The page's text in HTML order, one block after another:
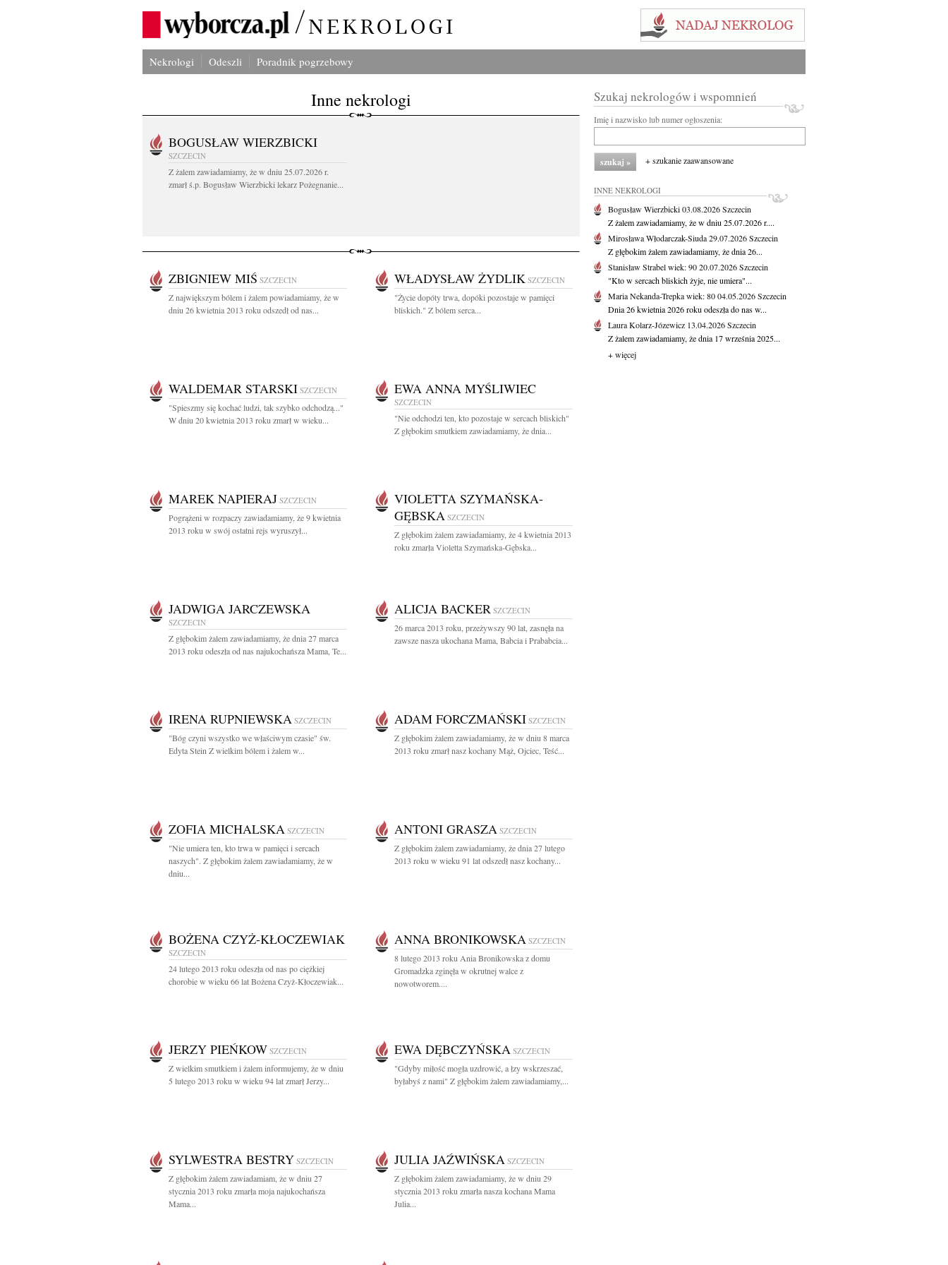
Nekrologi Odeszli Poradnik pogrzebowy
Inne nekrologi
BOGUSŁAW WIERZBICKI
SZCZECIN
Z żalem zawiadamiamy, że w dniu 25.07.2026 r.
zmarł ś.p. Bogusław Wierzbicki lekarz Pożegnanie...
ZBIGNIEW MIŚ SZCZECIN
Z największym bólem i żalem powiadamiamy, że w
dniu 26 kwietnia 2013 roku odszedł od nas...
WŁADYSŁAW ŻYDLIK SZCZECIN
"Życie dopóty trwa, dopóki pozostaje w pamięci
bliskich." Z bólem serca...
WALDEMAR STARSKI SZCZECIN
"Spieszmy się kochać ludzi, tak szybko odchodzą..."
W dniu 20 kwietnia 2013 roku zmarł w wieku...
EWA ANNA MYŚLIWIEC
SZCZECIN
"Nie odchodzi ten, kto pozostaje w sercach bliskich"
Z głębokim smutkiem zawiadamiamy, że dnia...
MAREK NAPIERAJ SZCZECIN
Pogrążeni w rozpaczy zawiadamiamy, że 9 kwietnia
2013 roku w swój ostatni rejs wyruszył...
VIOLETTA SZYMAŃSKA-
GĘBSKA SZCZECIN
Z głębokim żalem zawiadamiamy, że 4 kwietnia 2013
roku zmarła Violetta Szymańska-Gębska...
JADWIGA JARCZEWSKA
SZCZECIN
Z głębokim żalem zawiadamiamy, że dnia 27 marca
2013 roku odeszła od nas najukochańsza Mama, Te...
ALICJA BACKER SZCZECIN
26 marca 2013 roku, przeżywszy 90 lat, zasnęła na
zawsze nasza ukochana Mama, Babcia i Prababcia...
IRENA RUPNIEWSKA SZCZECIN
"Bóg czyni wszystko we właściwym czasie" św.
Edyta Stein Z wielkim bólem i żalem w...
ADAM FORCZMAŃSKI SZCZECIN
Z głębokim żalem zawiadamiamy, że w dniu 8 marca
2013 roku zmarł nasz kochany Mąż, Ojciec, Teść...
ZOFIA MICHALSKA SZCZECIN
"Nie umiera ten, kto trwa w pamięci i sercach
naszych". Z głębokim żalem zawiadamiamy, że w
dniu...
ANTONI GRASZA SZCZECIN
Z głębokim żalem zawiadamiamy, że dnia 27 lutego
2013 roku w wieku 91 lat odszedł nasz kochany...
BOŻENA CZYŻ-KŁOCZEWIAK
SZCZECIN
24 lutego 2013 roku odeszła od nas po ciężkiej
chorobie w wieku 66 lat Bożena Czyż-Kłoczewiak...
ANNA BRONIKOWSKA SZCZECIN
8 lutego 2013 roku Ania Bronikowska z domu
Gromadzka zginęła w okrutnej walce z
nowotworem....
JERZY PIEŃKOW SZCZECIN
Z wielkim smutkiem i żalem informujemy, że w dniu
5 lutego 2013 roku w wieku 94 lat zmarł Jerzy...
EWA DĘBCZYŃSKA SZCZECIN
"Gdyby miłość mogła uzdrowić, a łzy wskrzeszać,
byłabyś z nami" Z głębokim żalem zawiadamiamy,...
SYLWESTRA BESTRY SZCZECIN
Z głębokim żalem zawiadamiam, że w dniu 27
stycznia 2013 roku zmarła moja najukochańsza
Mama...
JULIA JAŹWIŃSKA SZCZECIN
Z głębokim żalem zawiadamiamy, że w dniu 29
stycznia 2013 roku zmarła nasza kochana Mama
Julia...
Szukaj nekrologów i wspomnień
Imię i nazwisko lub numer ogłoszenia:
+ szukanie zaawansowane
INNE NEKROLOGI
Bogusław Wierzbicki03.08.2026Szczecin
Z żalem zawiadamiamy, że w dniu 25.07.2026 r....
Mirosława Włodarczak-Siuda29.07.2026Szczecin
Z głębokim żalem zawiadamiamy, że dnia 26...
Stanisław Strabelwiek: 9020.07.2026Szczecin
"Kto w sercach bliskich żyje, nie umiera"...
Maria Nekanda-Trepkawiek: 8004.05.2026Szczecin
Dnia 26 kwietnia 2026 roku odeszła do nas w...
Laura Kolarz-Józewicz 13.04.2026Szczecin
Z żalem zawiadamiamy, że dnia 17 września 2025...
+ więcej